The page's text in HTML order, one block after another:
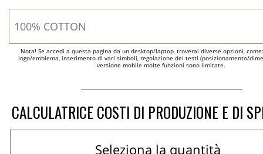
Nota! Se accedi a questa pagina da un desktop/laptop, troverai diverse opzioni,
logo/emblema, inserimento di vari simboli, regolazione dei testi (posizionamento/
versione mobile molte funzioni sono limitate.
CALCULATRICE COSTI DI PRODUZIONE E DI